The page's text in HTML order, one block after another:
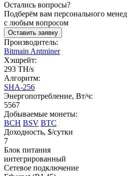
Остались вопросы?
Подберём вам персонального
с любым вопросом
Оставить заявку
Производитель:
Bitmain Antminer
Хэшрейт:
293 TH/s
Алгоритм:
SHA-256
Энергопотребление, Вт/ч:
5567
Добываемые монеты:
BCH BSV BTC
Доходность, $/сутки
7
Блок питания
интегрированный
Сетевое подключение